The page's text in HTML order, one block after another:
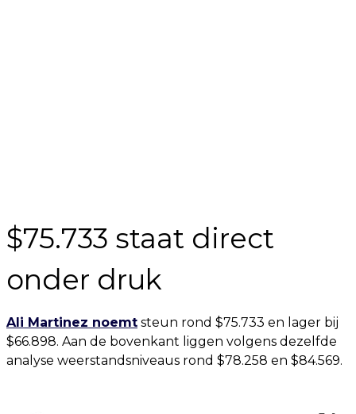
$75.733 staat direct
onder druk
Ali Martinez noemt steun rond $75.733 en lager bij
$66.898. Aan de bovenkant liggen volgens dezelfde
analyse weerstandsniveaus rond $78.258 en $84.569.